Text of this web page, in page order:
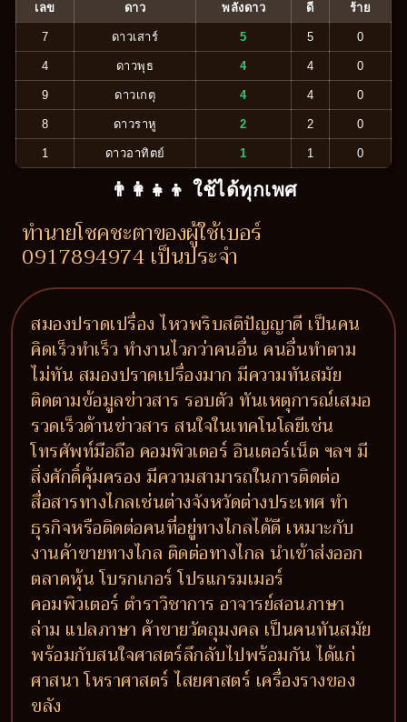
เลข ดาว พลังดาว ดี ร้าย
7 ดาวเสาร์ 5 5 0
4 ดาวพุธ 4 4 0
9 ดาวเกตุ 4 4 0
8 ดาวราหู 2 2 0
1 ดาวอาทิตย์ 1 1 0
👨‍👩‍👧‍👦 ใช้ได้ทุกเพศ
ทำนายโชคชะตาของผู้ใช้เบอร์
0917894974 เป็นประจำ
สมองปราดเปรื่อง ไหวพริบสติปัญญาดี เป็นคน
คิดเร็วทำเร็ว ทำงานไวกว่าคนอื่น คนอื่นทำตาม
ไม่ทัน สมองปราดเปรื่องมาก มีความทันสมัย
ติดตามข้อมูลข่าวสาร รอบตัว ทันเหตุการณ์เสมอ
รวดเร็วด้านข่าวสาร สนใจในเทคโนโลยีเช่น
โทรศัพท์มือถือ คอมพิวเตอร์ อินเตอร์เน็ต ฯลฯ มี
สิ่งศักดิ์คุ้มครอง มีความสามารถในการติดต่อ
สื่อสารทางไกลเช่นต่างจังหวัดต่างประเทศ ทำ
ธุรกิจหรือติดต่อคนที่อยู่ทางไกลได้ดี เหมาะกับ
งานค้าขายทางไกล ติดต่อทางไกล นำเข้าส่งออก
ตลาดหุ้น โบรกเกอร์ โปรแกรมเมอร์
คอมพิวเตอร์ ตำราวิชาการ อาจารย์สอนภาษา
ล่าม แปลภาษา ค้าขายวัตถุมงคล เป็นคนทันสมัย
พร้อมกับสนใจศาสตร์ลึกลับไปพร้อมกัน ได้แก่
ศาสนา โหราศาสตร์ ไสยศาสตร์ เครื่องรางของ
ขลัง